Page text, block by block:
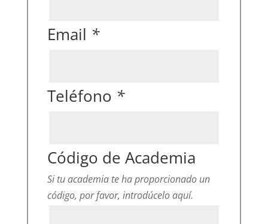
Email *
Teléfono *
Código de Academia
Si tu academia te ha proporcionado un
código, por favor, introdúcelo aquí.